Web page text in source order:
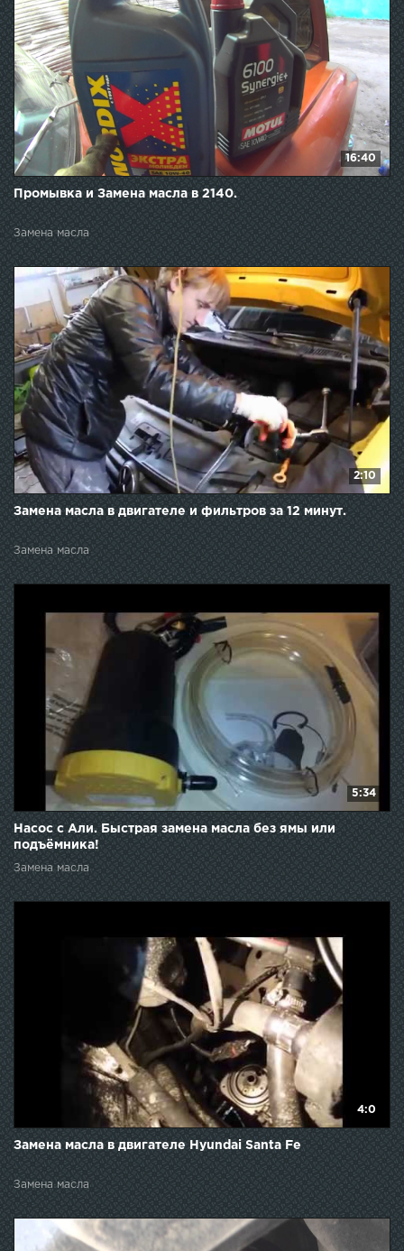
16:40
Промывка и Замена масла в 2140.
Замена масла
2:10
Замена масла в двигателе и фильтров за 12 минут.
Замена масла
5:34
Насос с Али. Быстрая замена масла без ямы или
подъёмника!
Замена масла
4:0
Замена масла в двигателе Hyundai Santa Fe
Замена масла